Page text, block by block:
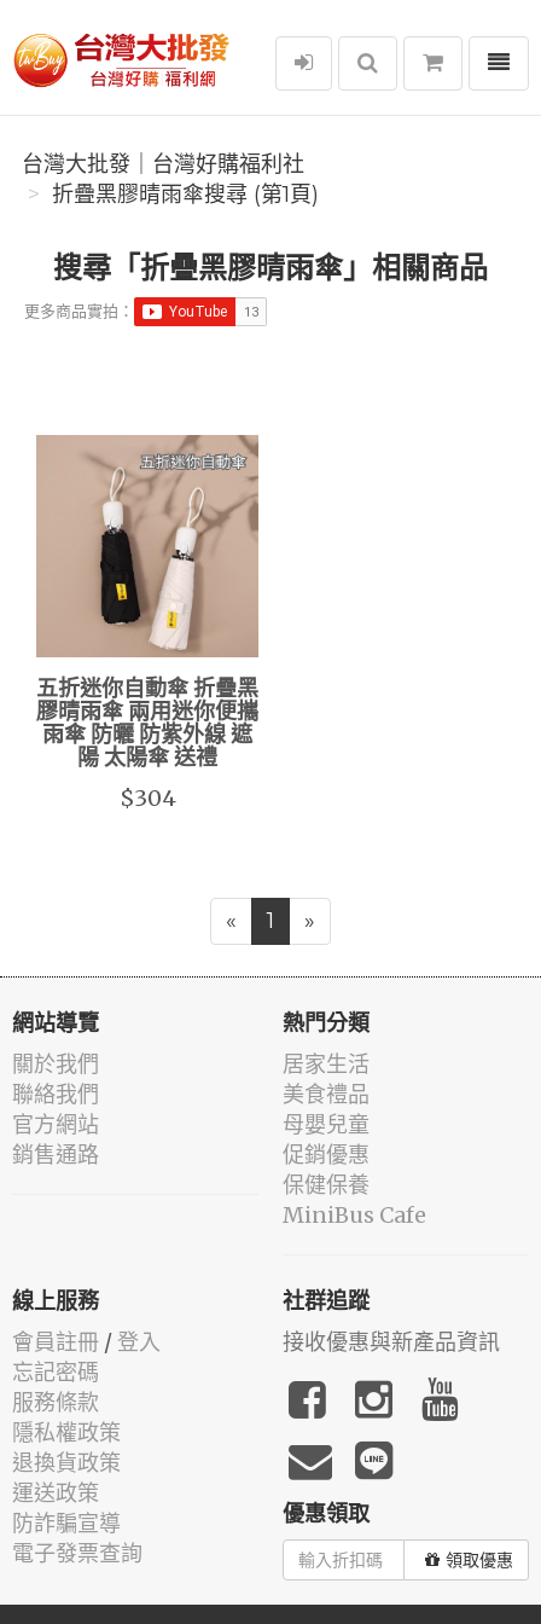
台灣大批發｜台灣好購福利社
選單
台灣大批發｜台灣好購福利社
折疊黑膠晴雨傘搜尋 (第1頁)
搜尋「折疊黑膠晴雨傘」相關商品
更多商品實拍：
五折迷你自動傘 折疊黑
膠晴雨傘 兩用迷你便攜
雨傘 防曬 防紫外線 遮
陽 太陽傘 送禮
$304
« 1 »
網站導覽
關於我們
聯絡我們
官方網站
銷售通路
熱門分類
居家生活
美食禮品
母嬰兒童
促銷優惠
保健保養
MiniBus Cafe
線上服務
會員註冊 / 登入
忘記密碼
服務條款
隱私權政策
退換貨政策
運送政策
防詐騙宣導
電子發票查詢
社群追蹤
接收優惠與新產品資訊
優惠領取
領取優惠